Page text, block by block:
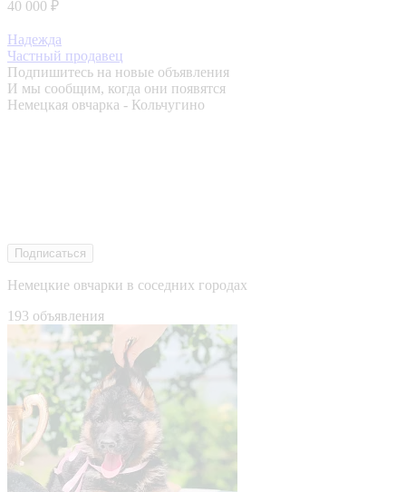
40 000 ₽
Надежда
Частный продавец
Подпишитесь на новые объявления
И мы сообщим, когда они появятся
Немецкая овчарка - Кольчугино
Подписаться
Немецкие овчарки в соседних городах
193 объявления